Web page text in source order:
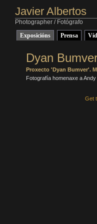
Javier Albertos
Photographer / Fotógrafo
Exposicións
Prensa
Dyan
Proxecto 'Dyan Bumver'.
Fotografía homenaxe a
Get